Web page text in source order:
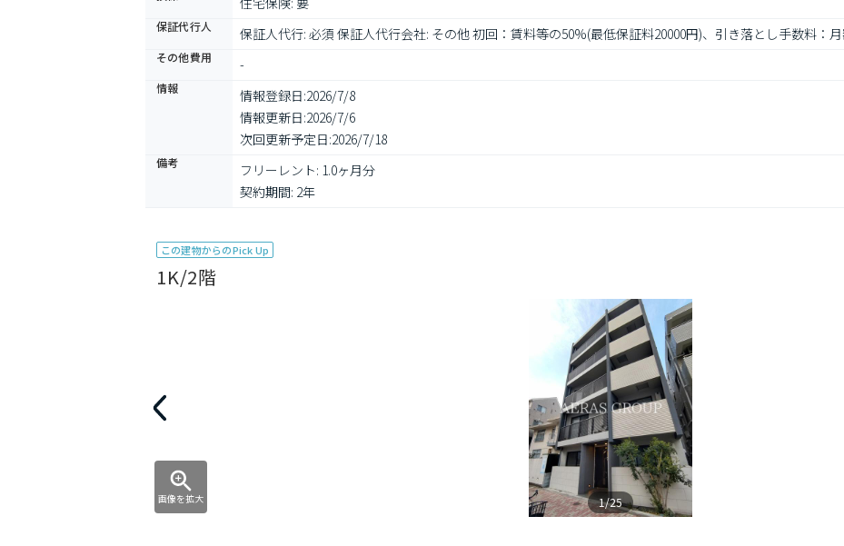
保証代行人 保証人代行: 必須 保証人代行会社: その他 初回：賃料等の50%(最低保証料20000円)、引き落とし手数料：月
その他費用 -
情報 情報登録日:2026/7/8
情報更新日:2026/7/6
次回更新予定日:2026/7/18
備考
フリーレント: 1.0ヶ月分
契約期間: 2年
この建物からのPick Up
1K/2階
画像を拡大 1/25